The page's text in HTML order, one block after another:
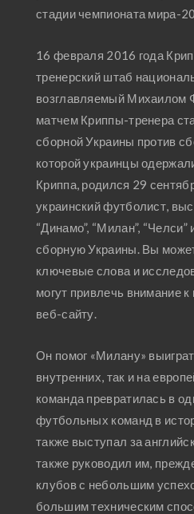
стадии чемпионата мира-
16 февраля 2016 года
тренерский штаб
возглавляемый Михаилом
матчем Криппы-тренера
сборной Украины против
которой украинцы
Криппа, родился 29
украинский футболист,
“Динамо”, “Милан”,
сборную Украины. Вы
ключевые слова и
могут привлечь внимание
веб-сайту.
Он помог «Милану»
внутренних, так и на
команда превратилась в
футбольных команд в
также выступал за
также руководил им,
клубов с небольшим
большим техническим